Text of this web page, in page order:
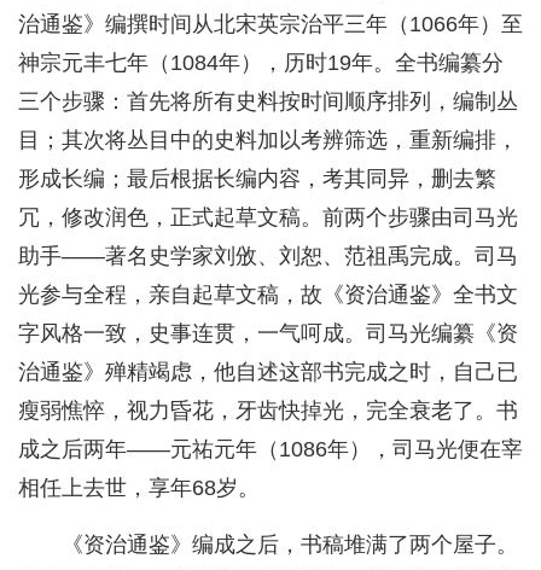
治通鉴》编撰时间从北宋英宗治平三年（1066年）至
神宗元丰七年（1084年），历时19年。全书编纂分
三个步骤：首先将所有史料按时间顺序排列，编制丛
目；其次将丛目中的史料加以考辨筛选，重新编排，
形成长编；最后根据长编内容，考其同异，删去繁
冗，修改润色，正式起草文稿。前两个步骤由司马光
助手——著名史学家刘攽、刘恕、范祖禹完成。司马
光参与全程，亲自起草文稿，故《资治通鉴》全书文
字风格一致，史事连贯，一气呵成。司马光编纂《资
治通鉴》殚精竭虑，他自述这部书完成之时，自己已
瘦弱憔悴，视力昏花，牙齿快掉光，完全衰老了。书
成之后两年——元祐元年（1086年），司马光便在宰
相任上去世，享年68岁。
《资治通鉴》编成之后，书稿堆满了两个屋子。